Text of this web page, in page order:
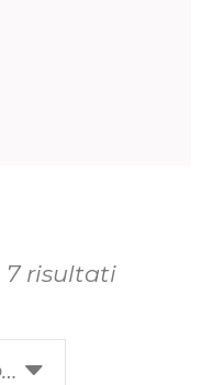
7 risultati
Ordinamento predefinito